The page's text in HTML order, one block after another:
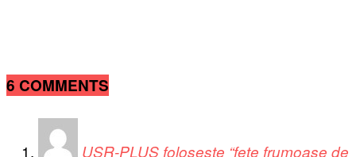
6 COMMENTS
USR-PLUS folosește “fete frumoase de